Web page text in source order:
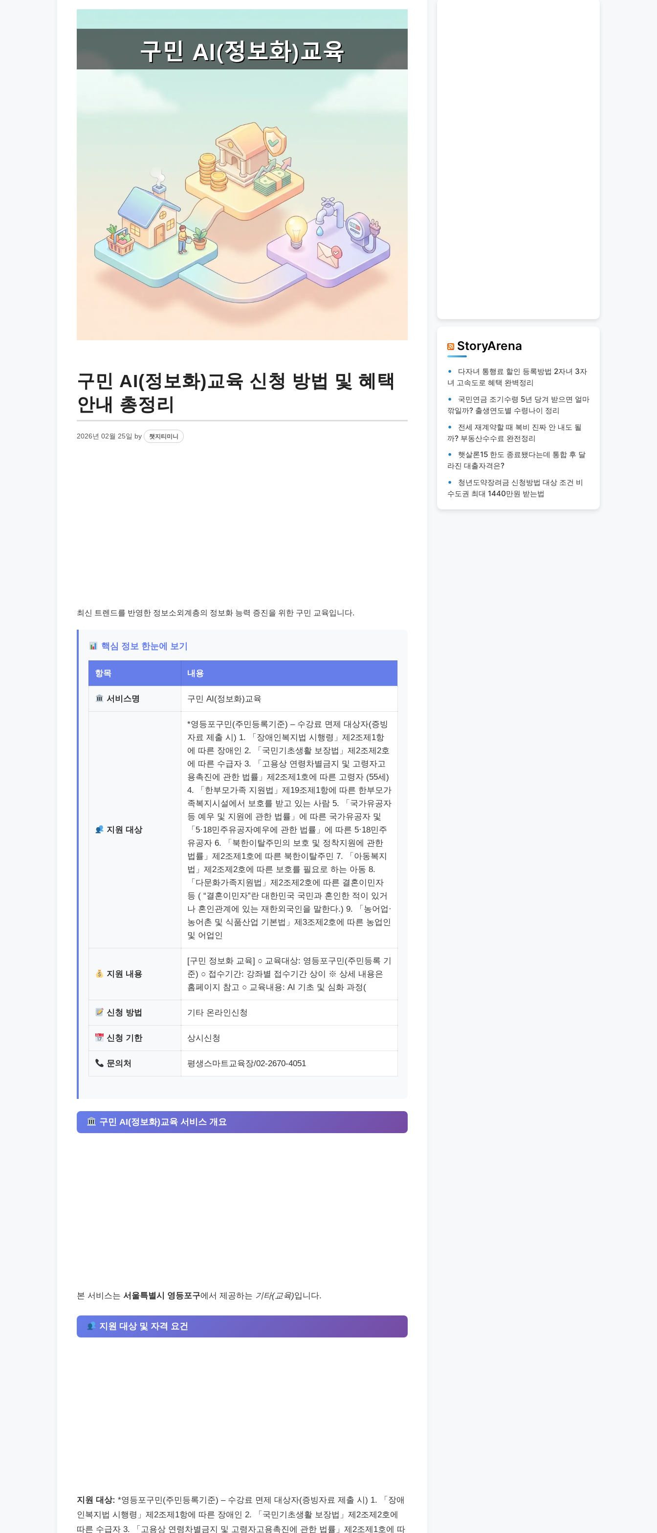
구민 AI(정보화)교육 신청 방법 및 혜택
안내 총정리
2026년 02월 25일 by 챗지티미니
최신 트렌드를 반영한 정보소외계층의 정보화 능력 증진을 위한 구민 교육입니다.
핵심 정보 한눈에 보기
항목 내용
서비스명 구민 AI(정보화)교육
지원 대상
*영등포구민(주민등록기준) – 수강료 면제 대상자(증빙
자료 제출 시) 1. 「장애인복지법 시행령」제2조제1항
에 따른 장애인 2. 「국민기초생활 보장법」제2조제2호
에 따른 수급자 3. 「고용상 연령차별금지 및 고령자고
용촉진에 관한 법률」제2조제1호에 따른 고령자 (55세)
4. 「한부모가족 지원법」제19조제1항에 따른 한부모가
족복지시설에서 보호를 받고 있는 사람 5. 「국가유공자
등 예우 및 지원에 관한 법률」에 따른 국가유공자 및
「5·18민주유공자예우에 관한 법률」에 따른 5·18민주
유공자 6. 「북한이탈주민의 보호 및 정착지원에 관한
법률」제2조제1호에 따른 북한이탈주민 7. 「아동복지
법」제2조제2호에 따른 보호를 필요로 하는 아동 8.
「다문화가족지원법」제2조제2호에 따른 결혼이민자
등 ( “결혼이민자”란 대한민국 국민과 혼인한 적이 있거
나 혼인관계에 있는 재한외국인을 말한다.) 9. 「농어업·
농어촌 및 식품산업 기본법」제3조제2호에 따른 농업인
및 어업인
지원 내용
[구민 정보화 교육] ○ 교육대상: 영등포구민(주민등록 기
준) ○ 접수기간: 강좌별 접수기간 상이 ※ 상세 내용은
홈페이지 참고 ○ 교육내용: AI 기초 및 심화 과정(
신청 방법 기타 온라인신청
신청 기한 상시신청
문의처 평생스마트교육장/02-2670-4051
구민 AI(정보화)교육 서비스 개요
본 서비스는 서울특별시 영등포구에서 제공하는 기타(교육)입니다.
지원 대상 및 자격 요건
지원 대상: *영등포구민(주민등록기준) – 수강료 면제 대상자(증빙자료 제출 시) 1. 「장애
인복지법 시행령」제2조제1항에 따른 장애인 2. 「국민기초생활 보장법」제2조제2호에
따른 수급자 3. 「고용상 연령차별금지 및 고령자고용촉진에 관한 법률」제2조제1호에 따
StoryArena
다자녀 통행료 할인 등록방법 2자녀 3자
녀 고속도로 혜택 완벽정리
국민연금 조기수령 5년 당겨 받으면 얼마
깎일까? 출생연도별 수령나이 정리
전세 재계약할 때 복비 진짜 안 내도 될
까? 부동산수수료 완전정리
햇살론15 한도 종료됐다는데 통합 후 달
라진 대출자격은?
청년도약장려금 신청방법 대상 조건 비
수도권 최대 1440만원 받는법